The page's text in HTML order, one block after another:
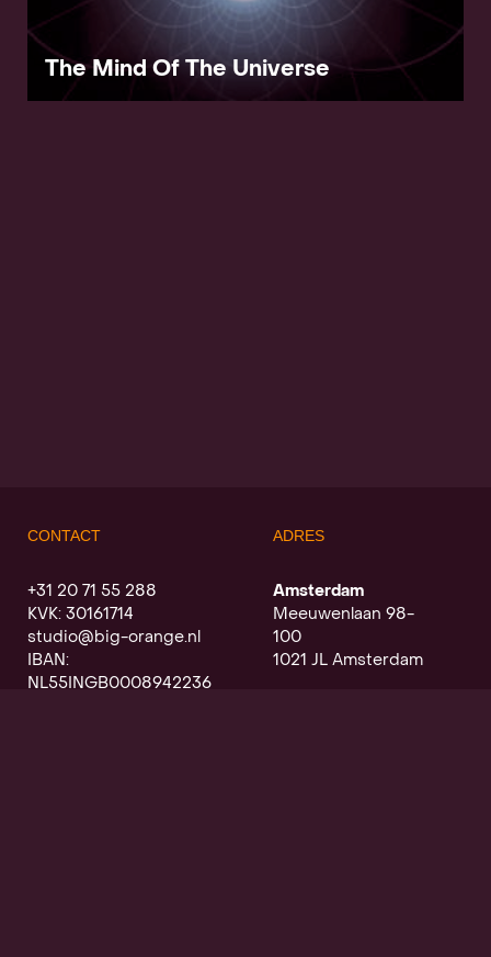
The Mind Of The Universe
CONTACT
+31 20 71 55 288
KVK: 30161714
studio@big-orange.nl
IBAN:
NL55INGB0008942236
ADRES
Amsterdam
Meeuwenlaan 98-
100
1021 JL Amsterdam